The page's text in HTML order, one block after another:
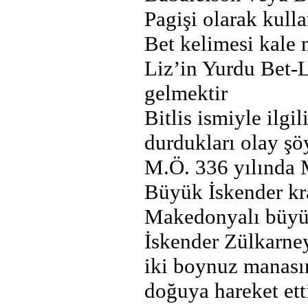
Pagişi olarak
Bet kelimesi kale
Liz’in Yurdu Bet-
gelmektir
Bitlis ismiyle
durdukları olay
M.Ö. 336
Büyük İskender
Makedonyalı
İskender
iki boynuz
doğuya hareket